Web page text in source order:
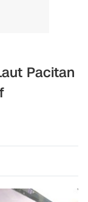
Pacitan